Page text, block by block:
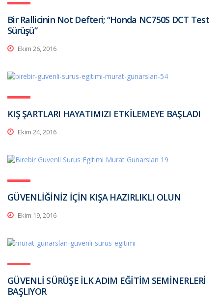
Bir Rallicinin Not Defteri; “Honda NC750S DCT Test
Sürüşü”
Ekim 26, 2016
KIŞ ŞARTLARI HAYATIMIZI ETKİLEMEYE BAŞLADI
Ekim 24, 2016
GÜVENLİĞİNİZ İÇİN KIŞA HAZIRLIKLI OLUN
Ekim 19, 2016
GÜVENLİ SÜRÜŞE İLK ADIM EĞİTİM SEMİNERLERİ
BAŞLIYOR